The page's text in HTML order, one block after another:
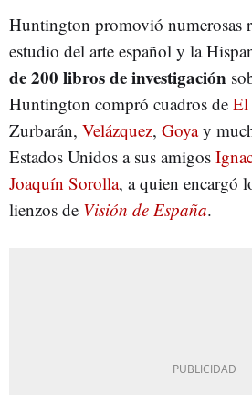
Huntington promovió numerosas
estudio del arte español y la
de 200 libros de investigación
Huntington compró cuadros de El
Zurbarán, Velázquez, Goyay
Estados Unidos a sus amigos
Joaquín Sorolla, a quien encargó
lienzos de Visión de España.